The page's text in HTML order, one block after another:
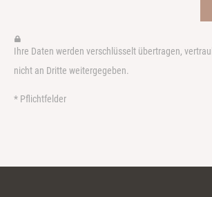
Ihre Daten werden verschlüsselt übertragen,
nicht an Dritte weitergegeben.
* Pflichtfelder